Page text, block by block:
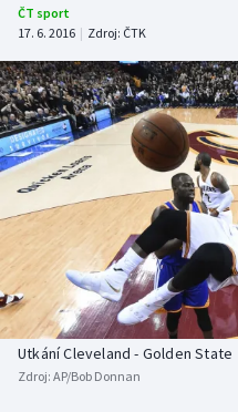
Atletika
Cyklistika
DALŠÍ SPORTY
Americký fotbal
Baseball a softbal
Basketbal
Biatlon
NEPŘEHLÉDNĚTE
Soutěže
Historické návraty
Aplikace ČT sport
ČT sport
17. 6. 2016 | Zdroj: ČTK
Utkání Cleveland - Golden State
Zdroj: AP/Bob Donnan